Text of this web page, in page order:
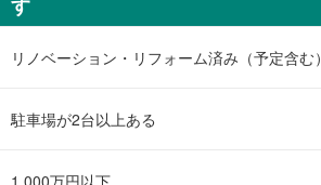
リノベーション・リフォーム済み（予定含む）
駐車場が2台以上ある
1,000万円以下